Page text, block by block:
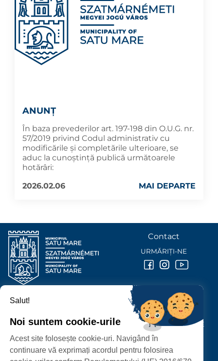
ANUNȚ
În baza prevederilor art. 197-198 din O.U.G. nr.
57/2019 privind Codul administrativ cu
modificările și completările ulterioare, se
aduc la cunoştinţă publică următoarele
hotărâri:
2026.02.06
MAI DEPARTE
PROTECȚIA DATELOR PERSONALE
PRIMĂRIA MUNICIPIULUI
P-ȚA 25 OCTOMBRIE, NR. 1 CORP M, 440026 SATU MARE
Contact
URMĂRIȚI-NE
Salut!
Noi suntem cookie-urile
Acest site folosește cookie-uri. Navigând în
continuare vă exprimați acordul pentru folosirea